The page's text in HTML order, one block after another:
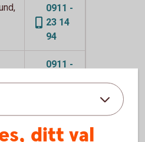
0911 -
23 14
94
0911 -
23 14
ditt val